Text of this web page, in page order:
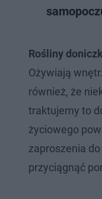
Rośliny
Ożywiają
również, że
traktujemy to
życiowego
zaproszenia
przyciągnąć